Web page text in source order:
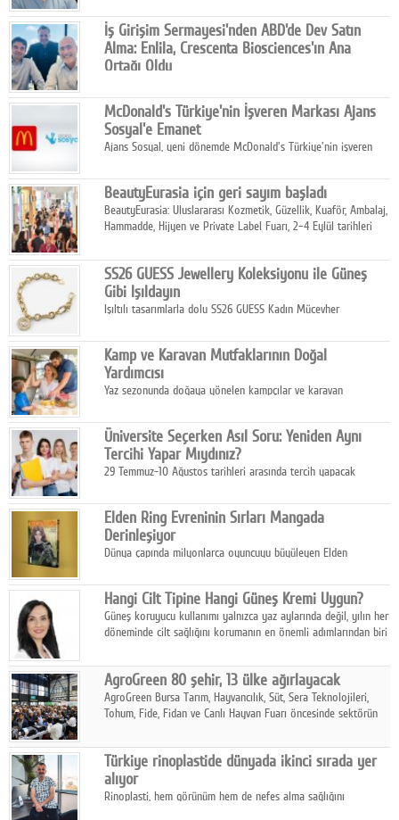
İş Girişim Sermayesi'nden ABD'de Dev Satın
Alma: Enlila, Crescenta Biosciences'ın Ana
Ortağı Oldu
stratejisini uluslararası ölçeğe taşıyan satın alma hamlesini
tamamladı.
McDonald's Türkiye'nin İşveren Markası Ajans
Sosyal'e Emanet
Ajans Sosyal, yeni dönemde McDonald's Türkiye'nin işveren
BeautyEurasia için geri sayım başladı
BeautyEurasia: Uluslararası Kozmetik, Güzellik, Kuaför, Ambalaj,
Hammadde, Hijyen ve Private Label Fuarı, 2–4 Eylül tarihleri
SS26 GUESS Jewellery Koleksiyonu ile Güneş
Gibi Işıldayın
Işıltılı tasarımlarla dolu SS26 GUESS Kadın Mücevher
dokunuşunu taşıyor.
Kamp ve Karavan Mutfaklarının Doğal
Yardımcısı
Yaz sezonunda doğaya yönelen kampçılar ve karavan
temizlik sağlayan, çevreye duyarlı bitkisel içerikli ürünleri tercih
ediyor.
Üniversite Seçerken Asıl Soru: Yeniden Aynı
Tercihi Yapar Mıydınız?
29 Temmuz-10 Ağustos tarihleri arasında tercih yapacak
Elden Ring Evreninin Sırları Mangada
Derinleşiyor
Dünya çapında milyonlarca oyuncuyu büyüleyen Elden
aksiyonu ve karanlık fantastik atmosferi bir araya getirmeyi
sürdürüyor.
Hangi Cilt Tipine Hangi Güneş Kremi Uygun?
Güneş koruyucu kullanımı yalnızca yaz aylarında değil, yılın her
döneminde cilt sağlığını korumanın en önemli adımlarından biri
AgroGreen 80 şehir, 13 ülke ağırlayacak
AgroGreen Bursa Tarım, Hayvancılık, Süt, Sera Teknolojileri,
Tohum, Fide, Fidan ve Canlı Hayvan Fuarı öncesinde sektörün
Türkiye rinoplastide dünyada ikinci sırada yer
alıyor
Rinoplasti, hem görünüm hem de nefes alma sağlığını